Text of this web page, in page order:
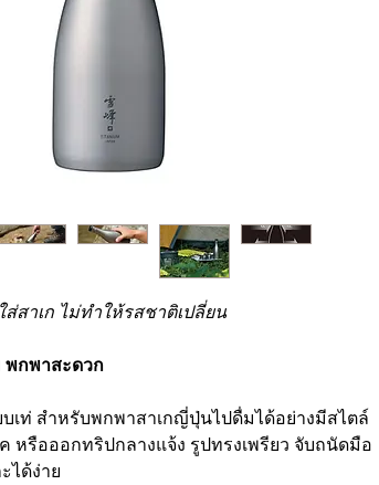
สาเก ไม่ทำให้รสชาติเปลี่ยน
พกพาสะดวก
บเท่ สำหรับพกพาสาเกญี่ปุ่นไปดื่มได้อย่างมีสไตล์
หรือออกทริปกลางแจ้ง รูปทรงเพรียว จับถนัดมือ
ได้ง่าย